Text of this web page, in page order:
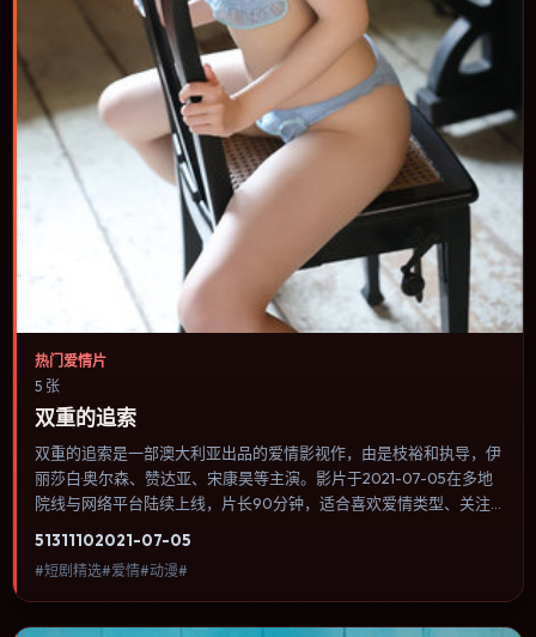
热门爱情片
5 张
双重的追索
双重的追索是一部澳大利亚出品的爱情影视作，由是枝裕和执导，伊
丽莎白·奥尔森、赞达亚、宋康昊等主演。影片于2021-07-05在多地
院线与网络平台陆续上线，片长90分钟，适合喜欢爱情类型、关注
进，节奏与视听语言统一，可作为休闲观影或类型片补片的选择。
51311102021-07-05
#短剧精选#爱情#动漫#